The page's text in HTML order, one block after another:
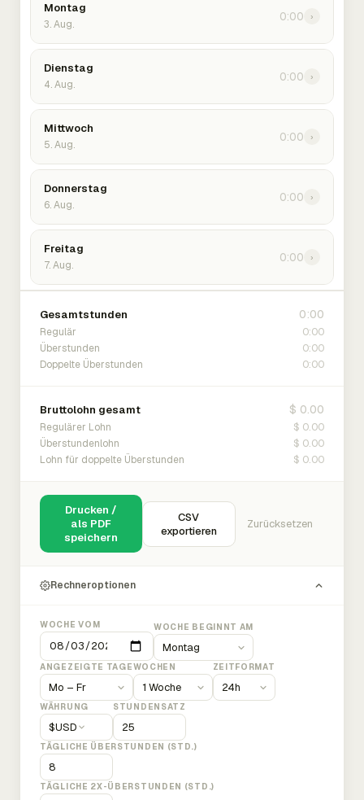
Montag
3. Aug.
0:00 ›
Dienstag
4. Aug.
0:00 ›
Mittwoch
5. Aug.
0:00 ›
Donnerstag
6. Aug.
0:00 ›
Freitag
7. Aug.
0:00 ›
Gesamtstunden 0:00
Regulär 0:00
Überstunden 0:00
Doppelte Überstunden 0:00
Bruttolohn gesamt $ 0.00
Regulärer Lohn $ 0.00
Überstundenlohn $ 0.00
Lohn für doppelte Überstunden $ 0.00
Drucken /
als PDF
speichern
CSV
exportieren
Zurücksetzen
Rechneroptionen
WOCHE VOM WOCHE BEGINNT AM
ANGEZEIGTE TAGEWOCHEN ZEITFORMAT
WÄHRUNG
$USD
STUNDENSATZ
TÄGLICHE ÜBERSTUNDEN (STD.)
TÄGLICHE 2X-ÜBERSTUNDEN (STD.)